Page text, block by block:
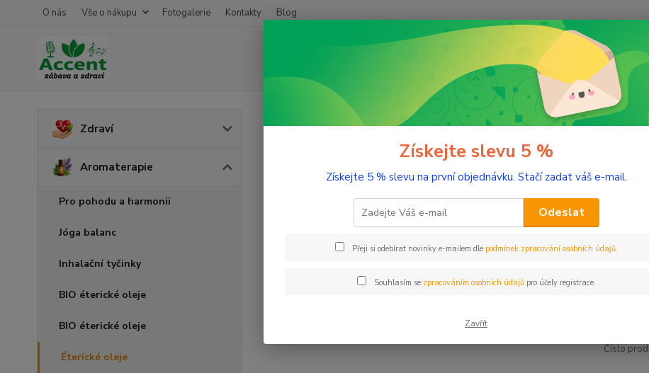
O nás Vše o nákupu Fotogalerie Kontakty Blog
Nevíte si
+420
(Po-Pá,
Zdraví
Aromaterapie
Pro pohodu a harmonii
Jóga balanc
Inhalační tyčinky
BIO éterické oleje
BIO éterické oleje
Éterické oleje
Aromaterapie Éterické oleje Levandule 5 ml
Levandule 5 ml
Sladce
Číslo
Získejte slevu 5 %
Získejte 5 % slevu na první objednávku. Stačí zadat váš e-mail.
Odeslat
Přeji si odebírat novinky e-mailem dle podmínek zpracování osobních údajů.
Souhlasím se zpracováním osobních údajůpro účely registrace.
Zavřít